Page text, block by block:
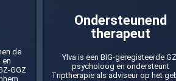
de
en
GGZ
Ondersteunend
therapeut
Ylva is een BIG-geregisteerde
psycholoog en ondersteunt
Triptherapie als adviseur op het